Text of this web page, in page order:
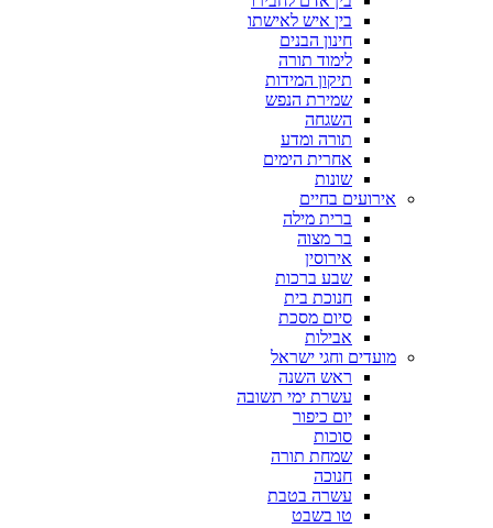
בין איש לאישתו
חינון הבנים
לימוד תורה
תיקון המידות
שמירת הנפש
השגחה
תורה ומדע
אחרית הימים
שונות
אירועים בחיים
ברית מילה
בר מצוה
אירוסין
שבע ברכות
חנוכת בית
סיום מסכת
אבילות
מועדים וחגי ישראל
ראש השנה
עשרת ימי תשובה
יום כיפור
סוכות
שמחת תורה
חנוכה
עשרה בטבת
טו בשבט